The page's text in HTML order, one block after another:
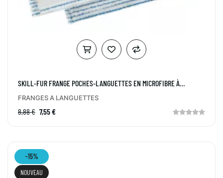
SKILL-FUR FRANGE POCHES-LANGUETTES EN MICROFIBRE À
FRANGES A LANGUETTES
8,88 € 7,55 €
-15%
NOUVEAU